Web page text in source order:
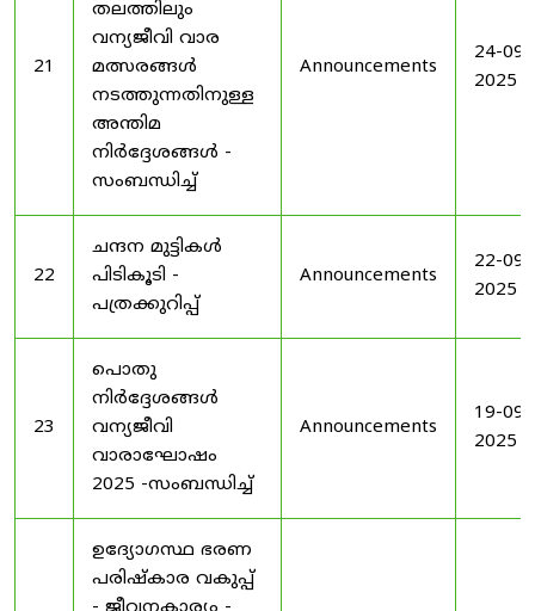
21
തലത്തിലും
വന്യജീവി വാര
മത്സരങ്ങൾ
നടത്തുന്നതിനുള്ള
അന്തിമ
നിർദ്ദേശങ്ങൾ -
സംബന്ധിച്ച്
Announcements
24-09-
2025
22
ചന്ദന മുട്ടികൾ
പിടികൂടി -
പത്രക്കുറിപ്പ്
Announcements
22-09-
2025
23
പൊതു
നിർദ്ദേശങ്ങൾ
വന്യജീവി
വാരാഘോഷം
2025 -സംബന്ധിച്ച്
Announcements
19-09-
2025
ഉദ്യോഗസ്ഥ ഭരണ
പരിഷ്കാര വകുപ്പ്